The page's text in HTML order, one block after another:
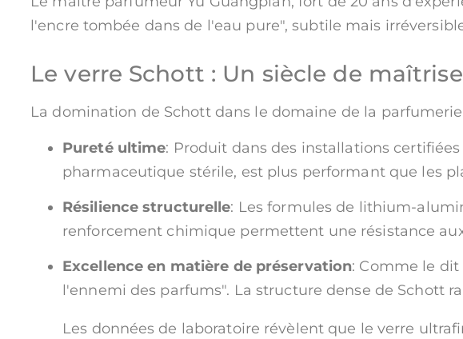
l'encre tombée dans de l'eau pure", subtile mais
Le verre Schott : Un siècle de
La domination de Schott dans le domaine de la
Pureté ultime: Produit dans des installations
pharmaceutique stérile, est plus performant que les
Résilience structurelle: Les formules de lithium-
renforcement chimique permettent une résistance
Excellence en matière de préservation: Comme le
l'ennemi des parfums". La structure dense de Schott
Les données de laboratoire révèlent que le verre